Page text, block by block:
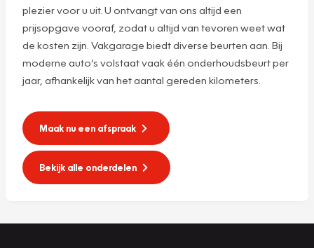
plezier voor u uit. U ontvangt van ons altijd een
prijsopgave vooraf, zodat u altijd van tevoren weet wat
de kosten zijn. Vakgarage biedt diverse beurten aan. Bij
moderne auto’s volstaat vaak één onderhoudsbeurt per
jaar, afhankelijk van het aantal gereden kilometers.
Maak nu een afspraak
Bekijk alle onderdelen